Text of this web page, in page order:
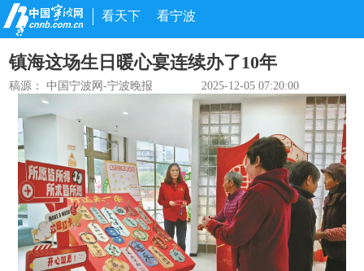
看天下 看宁波
镇海这场生日暖心宴连续办了10年
稿源：中国宁波网-宁波晚报 2025-12-05 07:20:00